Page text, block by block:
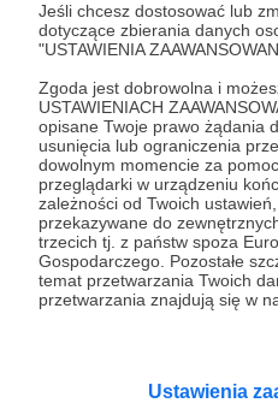
Jeśli chcesz dostosować lub
dotyczące zbierania danych
"USTAWIENIA
Zgoda jest dobrowolna i
USTAWIENIACH
opisane Twoje prawo żądania
usunięcia lub ograniczenia
dowolnym momencie za
przeglądarki w urządzeniu
zależności od Twoich
przekazywane do
trzecich tj. z państw spoza
Gospodarczego. Pozostałe
temat przetwarzania Twoich
przetwarzania znajdują się w
Ustawienia
50 zł miesięcznie
Każdy kto wesprze MKS
na to zgodę zostanie
PATRON KLUBU" w
tego otrzyma newsletter i
harmonogramem
grupach wiekowych,
podpisami zawodników.